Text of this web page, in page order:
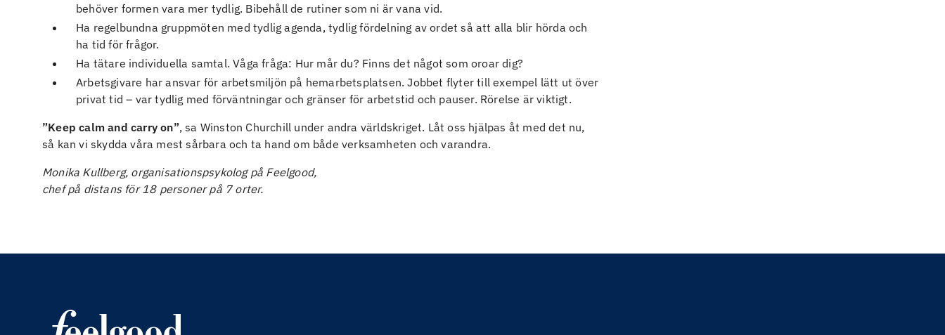
behöver formen vara mer tydlig. Bibehåll de rutiner som ni är vana vid.
Ha regelbundna gruppmöten med tydlig agenda, tydlig fördelning av ordet så att alla blir hörda och
ha tid för frågor.
Ha tätare individuella samtal. Våga fråga: Hur mår du? Finns det något som oroar dig?
Arbetsgivare har ansvar för arbetsmiljön på hemarbetsplatsen. Jobbet flyter till exempel lätt ut över
privat tid – var tydlig med förväntningar och gränser för arbetstid och pauser. Rörelse är viktigt.
”Keep calm and carry on”, sa Winston Churchill under andra världskriget. Låt oss hjälpas åt med det nu,
så kan vi skydda våra mest sårbara och ta hand om både verksamheten och varandra.
Monika Kullberg, organisationspsykolog på Feelgood,
chef på distans för 18 personer på 7 orter.